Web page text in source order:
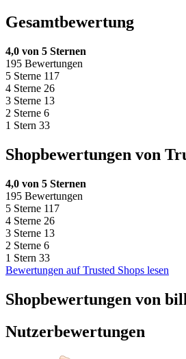
Gesamtbewertung
4,0 von 5 Sternen
195 Bewertungen
5 Sterne 117
4 Sterne 26
3 Sterne 13
2 Sterne 6
1 Stern 33
Shopbewertungen von
4,0 von 5 Sternen
195 Bewertungen
5 Sterne 117
4 Sterne 26
3 Sterne 13
2 Sterne 6
1 Stern 33
Bewertungen auf Trusted Shops lesen
Shopbewertungen von
Nutzerbewertungen